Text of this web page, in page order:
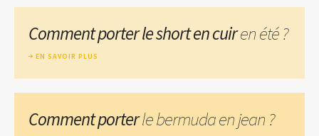
Comment porter le short en cuiren été ?
EN SAVOIR PLUS
Comment porterle bermuda en jean ?